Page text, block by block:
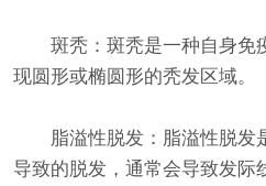
斑秃：斑秃是一种自身免
现圆形或椭圆形的秃发区域。
脂溢性脱发：脂溢性脱发
导致的脱发，通常会导致发际